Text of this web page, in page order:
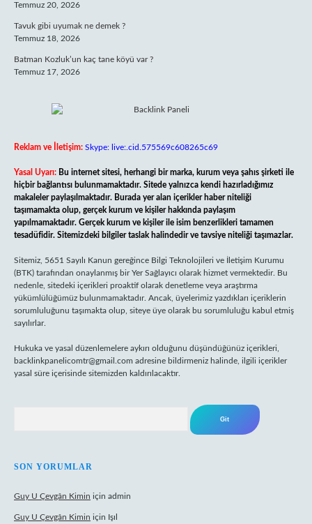
Temmuz 20, 2026
Tavuk gibi uyumak ne demek ?
Temmuz 18, 2026
Batman Kozluk’un kaç tane köyü var ?
Temmuz 17, 2026
Reklam ve İletişim: Skype: live:.cid.575569c608265c69
Yasal Uyarı: Bu internet sitesi, herhangi bir marka, kurum veya şahıs şirketi ile
hiçbir bağlantısı bulunmamaktadır. Sitede yalnızca kendi hazırladığımız
makaleler paylaşılmaktadır. Burada yer alan içerikler haber niteliği
taşımamakta olup, gerçek kurum ve kişiler hakkında paylaşım
yapılmamaktadır. Gerçek kurum ve kişiler ile isim benzerlikleri tamamen
tesadüfidir. Sitemizdeki bilgiler taslak halindedir ve tavsiye niteliği taşımazlar.
Sitemiz, 5651 Sayılı Kanun gereğince Bilgi Teknolojileri ve İletişim Kurumu
(BTK) tarafından onaylanmış bir Yer Sağlayıcı olarak hizmet vermektedir. Bu
nedenle, sitedeki içerikleri proaktif olarak denetleme veya araştırma
yükümlülüğümüz bulunmamaktadır. Ancak, üyelerimiz yazdıkları içeriklerin
sorumluluğunu taşımakta olup, siteye üye olarak bu sorumluluğu kabul etmiş
sayılırlar.
Hukuka ve yasal düzenlemelere aykırı olduğunu düşündüğünüz içerikleri,
backlinkpanelicomtr@gmail.com adresine bildirmeniz halinde, ilgili içerikler
yasal süre içerisinde sitemizden kaldırılacaktır.
SON YORUMLAR
Guy U Çevgân Kimin için admin
Guy U Çevgân Kimin için Işıl